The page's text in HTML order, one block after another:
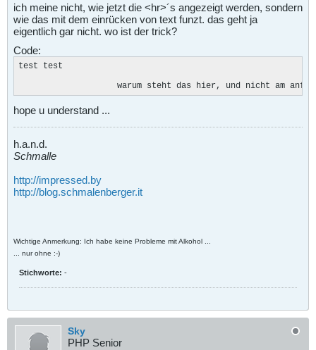
ich meine nicht, wie jetzt die <hr>´s angezeigt werden, sondern
wie das mit dem einrücken von text funzt. das geht ja
eigentlich gar nicht. wo ist der trick?
Code:
test test
warum steht das hier, und nicht am
hope u understand ...
h.a.n.d.
Schmalle
http://impressed.by
http://blog.schmalenberger.it
Wichtige Anmerkung: Ich habe keine Probleme mit Alkohol ...
... nur ohne :-)
Stichworte: -
Sky
PHP Senior